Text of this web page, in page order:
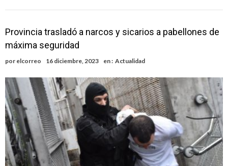
Provincia trasladó a narcos y sicarios a pabellones de
máxima seguridad
por elcorreo 16 diciembre, 2023 en : Actualidad